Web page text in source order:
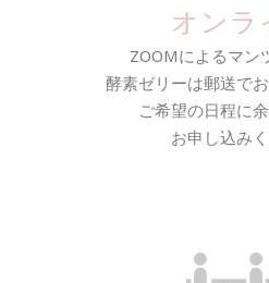
オンラ
ZOOMによるマン
酵素ゼリーは郵送で
ご希望の日程に
お申し込み